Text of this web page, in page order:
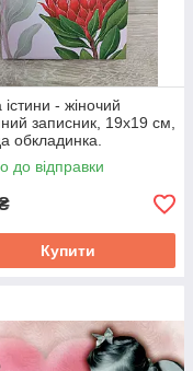
істини - жіночий
записник, 19х19 см,
обкладинка.
до відправки
Купити